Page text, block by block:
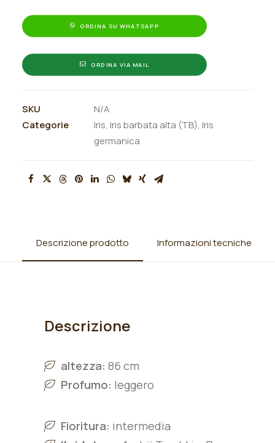
ORDINA SU WHATSAPP
ORDINA VIA MAIL
SKU
N/A
Categorie
Iris, Iris barbata alta (TB), Iris
germanica
Descrizione prodotto Informazioni tecniche
Descrizione
altezza: 86 cm
Profumo: leggero
Fioritura: intermedia